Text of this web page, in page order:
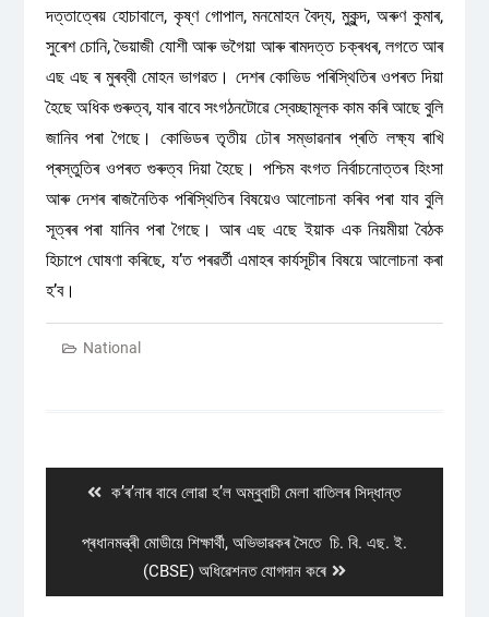
দত্তাত্ৰেয় হোচাবালে, কৃষ্ণ গোপাল, মনমোহন বৈদ্য, মুকুন্দ, অৰুণ কুমাৰ,
সুৰেশ চোনি, ভৈয়াজী যোশী আৰু ভগৈয়া আৰু ৰামদত্ত চক্ৰধৰ, লগতে আৰ
এছ এছ ৰ মুৰব্বী মোহন ভাগৱত। দেশৰ কোভিড পৰিস্থিতিৰ ওপৰত দিয়া
হৈছে অধিক গুৰুত্ব, যাৰ বাবে সংগঠনটোৱে স্বেচ্ছামূলক কাম কৰি আছে বুলি
জানিব পৰা গৈছে। কোভিডৰ তৃতীয় ঢৌৰ সম্ভাৱনাৰ প্ৰতি লক্ষ্য ৰাখি
প্ৰস্তুতিৰ ওপৰত গুৰুত্ব দিয়া হৈছে। পশ্চিম বংগত নিৰ্বাচনোত্তৰ হিংসা
আৰু দেশৰ ৰাজনৈতিক পৰিস্থিতিৰ বিষয়েও আলোচনা কৰিব পৰা যাব বুলি
সূত্ৰৰ পৰা যানিব পৰা গৈছে। আৰ এছ এছে ইয়াক এক নিয়মীয়া বৈঠক
হিচাপে ঘোষণা কৰিছে, য’ত পৰৱৰ্তী এমাহৰ কাৰ্যসূচীৰ বিষয়ে আলোচনা কৰা
হ’ব।
National
Previous
ক’ৰ’নাৰ বাবে লোৱা হ’ল অম্বুবাচী মেলা বাতিলৰ সিদ্ধান্ত
Next
প্ৰধানমন্ত্ৰী মোডীয়ে শিক্ষাৰ্থী, অভিভাৱকৰ সৈতে চি. বি. এছ. ই.
(CBSE) অধিৱেশনত যোগদান কৰে